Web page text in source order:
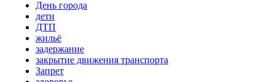
День города
дети
ДТП
жильё
задержание
закрытие движения транспорта
Запрет